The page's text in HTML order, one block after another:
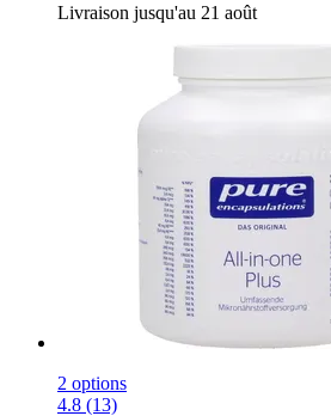
Livraison jusqu'au 21 août
2 options
4.8 (13)